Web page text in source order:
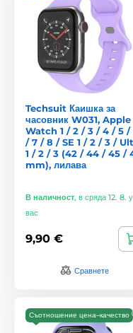
Techsuit Каишка за
часовник W031, Apple
Watch 1 / 2 / 3 / 4 / 5 /
/ 7 / 8 / SE 1 / 2 / 3 /
1 / 2 / 3 (42 / 44 / 45 /
mm), лилава
В наличност, в сряда 12. 8. у
вас
9,90 €
Сравнете
Съотношение цена–качество